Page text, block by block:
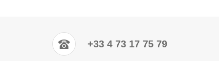
+33 4 73 17 75 79